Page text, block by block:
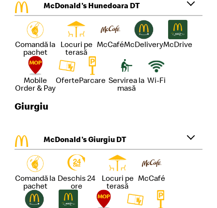
McDonald's Hunedoara DT
Comandă la
pachet
Locuri pe
terasă
McCaféMcDeliveryMcDrive
Mobile
Order & Pay
OferteParcare Servirea la
masă
Wi-Fi
Giurgiu
McDonald's Giurgiu DT
Comandă la
pachet
Deschis 24
ore
Locuri pe
terasă
McCafé